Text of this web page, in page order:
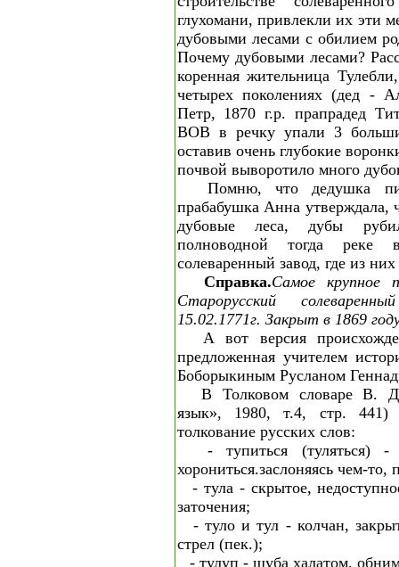
глухомани, привлекли их эти
дубовыми лесами с обилием
Почему дубовыми лесами?
коренная жительница
четырех поколениях (дед -
Петр, 1870 г.р. прапрадед
ВОВ в речку упали 3
оставив очень глубокие
почвой выворотило много
Помню, что дедушка
прабабушка Анна утверждала,
дубовые леса, дубы
полноводной тогда
солеваренный завод, где из
Справка.Самое крупное
Старорусский
15.02.1771г. Закрыт в 1869
А вот версия
предложенная учителем
Боборыкиным Русланом
В Толковом словаре В.
язык», 1980, т.4, стр. 441)
толкование русских слов:
- тупиться (туляться) -
хорониться.заслоняясь чем-то,
- тула - скрытое,
заточения;
- туло и тул - колчан,
стрел (пек.);
- тулуп - шуба халатом,